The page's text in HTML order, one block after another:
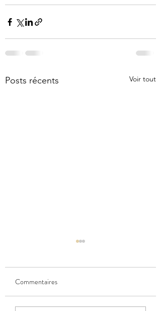
Posts récents Voir tout
Commentaires